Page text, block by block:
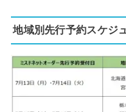
地域別先行予約スケジ